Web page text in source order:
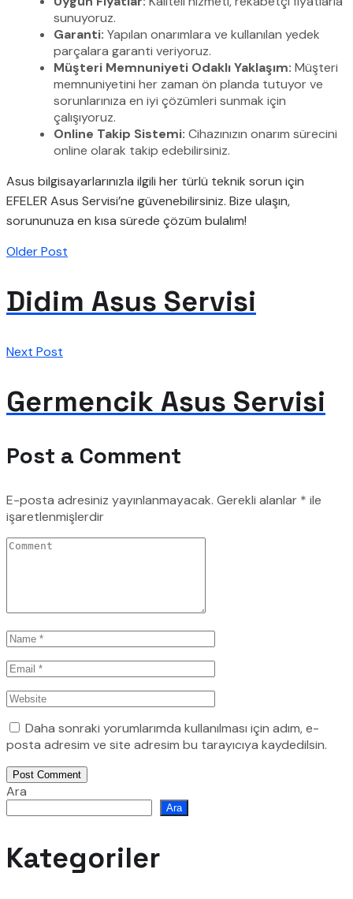
sunuyoruz.
Garanti: Yapılan onarımlara ve kullanılan yedek
parçalara garanti veriyoruz.
Müşteri Memnuniyeti Odaklı Yaklaşım: Müşteri
memnuniyetini her zaman ön planda tutuyor ve
sorunlarınıza en iyi çözümleri sunmak için
çalışıyoruz.
Online Takip Sistemi: Cihazınızın onarım sürecini
online olarak takip edebilirsiniz.
Asus bilgisayarlarınızla ilgili her türlü teknik sorun için
EFELER Asus Servisi’ne güvenebilirsiniz. Bize ulaşın,
sorununuza en kısa sürede çözüm bulalım!
Older Post
Didim Asus Servisi
Next Post
Germencik Asus Servisi
Post a Comment
E-posta adresiniz yayınlanmayacak. Gerekli alanlar * ile
işaretlenmişlerdir
Daha sonraki yorumlarımda kullanılması için adım, e-
posta adresim ve site adresim bu tarayıcıya kaydedilsin.
Post Comment
Ara
Ara
Kategoriler